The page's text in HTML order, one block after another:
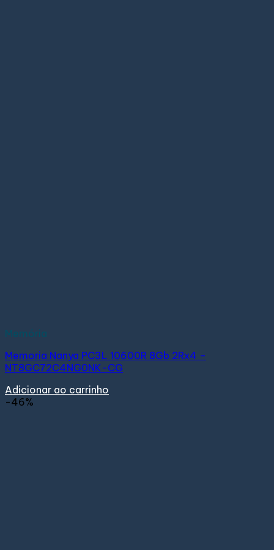
Memória
Memoria Nanya PC3L 10600R 8Gb 2Rx4 –
NT8GC72C4NG0NK-CG
Adicionar ao carrinho
-46%